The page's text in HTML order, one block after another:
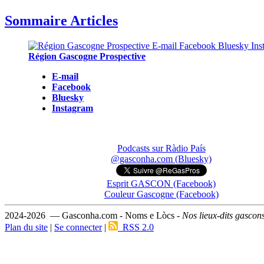
Sommaire Articles
Région Gascogne Prospective
E-mail
Facebook
Bluesky
Instagram
Podcasts sur Ràdio País
@gasconha.com (Bluesky)
Esprit GASCON (Facebook)
Couleur Gascogne (Facebook)
2024-2026 — Gasconha.com - Noms e Lòcs - Nos lieux-dits
Plan du site | Se connecter| RSS 2.0